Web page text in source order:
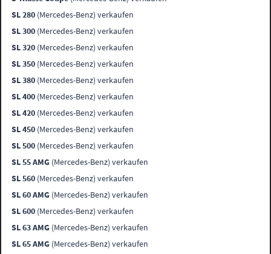
SL 280 (Mercedes-Benz) verkaufen
SL 300 (Mercedes-Benz) verkaufen
SL 320 (Mercedes-Benz) verkaufen
SL 350 (Mercedes-Benz) verkaufen
SL 380 (Mercedes-Benz) verkaufen
SL 400 (Mercedes-Benz) verkaufen
SL 420 (Mercedes-Benz) verkaufen
SL 450 (Mercedes-Benz) verkaufen
SL 500 (Mercedes-Benz) verkaufen
SL 55 AMG (Mercedes-Benz) verkaufen
SL 560 (Mercedes-Benz) verkaufen
SL 60 AMG (Mercedes-Benz) verkaufen
SL 600 (Mercedes-Benz) verkaufen
SL 63 AMG (Mercedes-Benz) verkaufen
SL 65 AMG (Mercedes-Benz) verkaufen